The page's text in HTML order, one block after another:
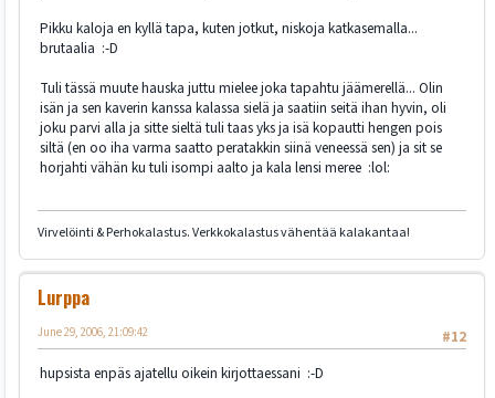
Pikku kaloja en kyllä tapa, kuten jotkut, niskoja katkasemalla...
brutaalia :-D
Tuli tässä muute hauska juttu mielee joka tapahtu jäämerellä... Olin
isän ja sen kaverin kanssa kalassa sielä ja saatiin seitä ihan hyvin, oli
joku parvi alla ja sitte sieltä tuli taas yks ja isä kopautti hengen pois
siltä (en oo iha varma saatto peratakkin siinä veneessä sen) ja sit se
horjahti vähän ku tuli isompi aalto ja kala lensi meree :lol:
Virvelöinti & Perhokalastus. Verkkokalastus vähentää kalakantaa!
Lurppa
#12
June 29, 2006, 21:09:42
hupsista enpäs ajatellu oikein kirjottaessani :-D